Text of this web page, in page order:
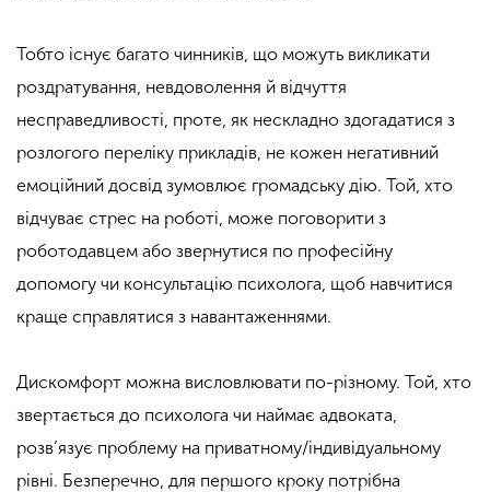
Тобто існує багато чинників, що можуть викликати
роздратування, невдоволення й відчуття
несправедливості, проте, як нескладно здогадатися з
розлогого переліку прикладів, не кожен негативний
емоційний досвід зумовлює громадську дію. Той, хто
відчуває стрес на роботі, може поговорити з
роботодавцем або звернутися по професійну
допомогу чи консультацію психолога, щоб навчитися
краще справлятися з навантаженнями.
Дискомфорт можна висловлювати по-різному. Той, хто
звертається до психолога чи наймає адвоката,
розв’язує проблему на приватному/індивідуальному
рівні. Безперечно, для першого кроку потрібна